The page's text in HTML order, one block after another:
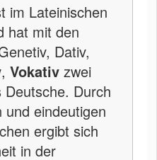
im Lateinischen
hat mit den
Dativ,
, Vokativ zwei
Durch
eindeutigen
ergibt sich
in der